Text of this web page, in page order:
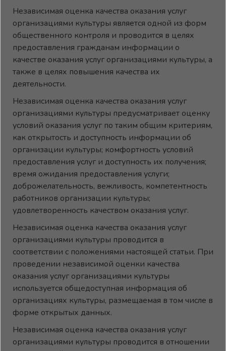
Независимая оценка качества оказания услуг
организациями культуры является одной из форм
общественного контроля и проводится в целях
предоставления гражданам информации о
качестве оказания услуг организациями культуры, а
также в целях повышения качества их
деятельности.
Независимая оценка качества оказания услуг
организациями культуры предусматривает оценку
условий оказания услуг по таким общим критериям,
как открытость и доступность информации об
организации культуры; комфортность условий
предоставления услуг и доступность их получения;
время ожидания предоставления услуги;
доброжелательность, вежливость, компетентность
работников организации культуры;
удовлетворенность качеством оказания услуг.
Независимая оценка качества оказания услуг
организациями культуры проводится в
соответствии с положениями настоящей статьи. При
проведении независимой оценки качества
оказания услуг организациями культуры
используется общедоступная информация об
организациях культуры, размещаемая в том числе в
форме открытых данных.
Независимая оценка качества оказания услуг
организациями культуры проводится в отношении